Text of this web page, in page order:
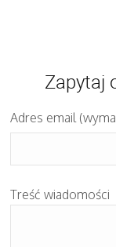
Zapytaj
Adres email
Treść wiadomości